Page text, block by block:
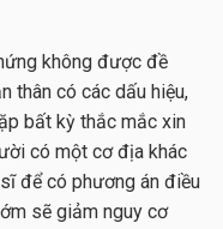
không được đề
thân có các dấu hiệu,
bất kỳ thắc mắc xin
có một cơ địa khác
để có phương án điều
sẽ giảm nguy cơ